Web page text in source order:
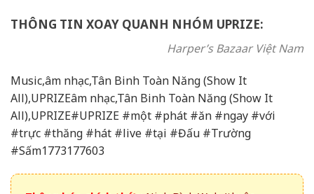
THÔNG TIN XOAY QUANH NHÓM UPRIZE:
Harper’s Bazaar Việt Nam
Music,âm nhạc,Tân Binh Toàn Năng (Show It
All),UPRIZEâm nhạc,Tân Binh Toàn Năng (Show It
All),UPRIZE#UPRIZE #một #phát #ăn #ngay #với
#trực #thăng #hát #live #tại #Đấu #Trường
#Sấm1773177603